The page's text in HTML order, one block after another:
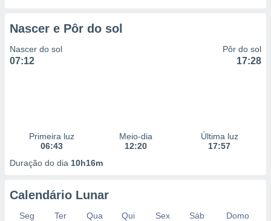
Nascer e Pôr do sol
Nascer do sol
07:12
Pôr do sol
17:28
Primeira luz
06:43
Meio-dia
12:20
Última luz
17:57
Duração do dia 10h16m
Calendário Lunar
Seg Ter Qua Qui Sex Sáb
Domo